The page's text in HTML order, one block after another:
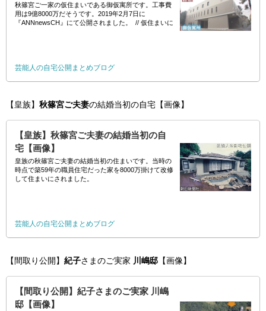
秋篠宮ご一家の仮住まいである御仮寓所です。工事費
用は9億8000万だそうです。2019年2月7日に
『ANNnewsCH』にて公開されました。 // 仮住まいに
芸能人の自宅公開まとめブログ
【皇族】 秋篠宮ご夫妻の結婚当初の自宅【画像】
【皇族】秋篠宮ご夫妻の結婚当初の自
宅【画像】
皇族の秋篠宮ご夫妻の結婚当初の住まいです。当時の
時点で築59年の職員住宅だった家を8000万掛けて改修
して住まいにされました。
芸能人の自宅公開まとめブログ
【間取り公開】 紀子さまのご実家 川嶋邸 【画像】
【間取り公開】紀子さまのご実家 川嶋
邸【画像】